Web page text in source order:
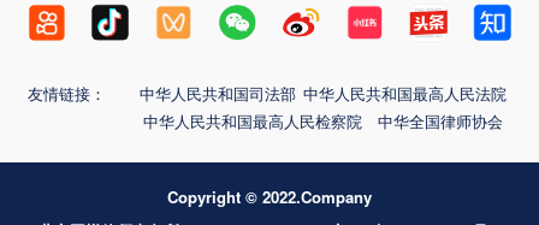
友情链接： 中华人民共和国司法部 中华人民共和国最高人民法院
中华人民共和国最高人民检察院
中华全国律师协会
Copyright © 2022.Company